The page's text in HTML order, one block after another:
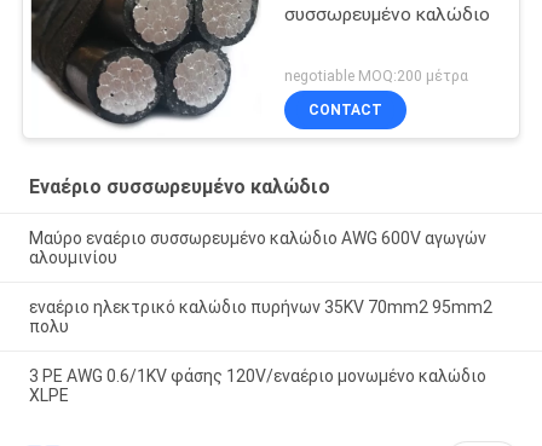
συσσωρευμένο καλώδιο
negotiable MOQ:200 μέτρα
CONTACT
Εναέριο συσσωρευμένο καλώδιο
Μαύρο εναέριο συσσωρευμένο καλώδιο AWG 600V αγωγών
αλουμινίου
εναέριο ηλεκτρικό καλώδιο πυρήνων 35KV 70mm2 95mm2
πολυ
3 PE AWG 0.6/1KV φάσης 120V/εναέριο μονωμένο καλώδιο
XLPE